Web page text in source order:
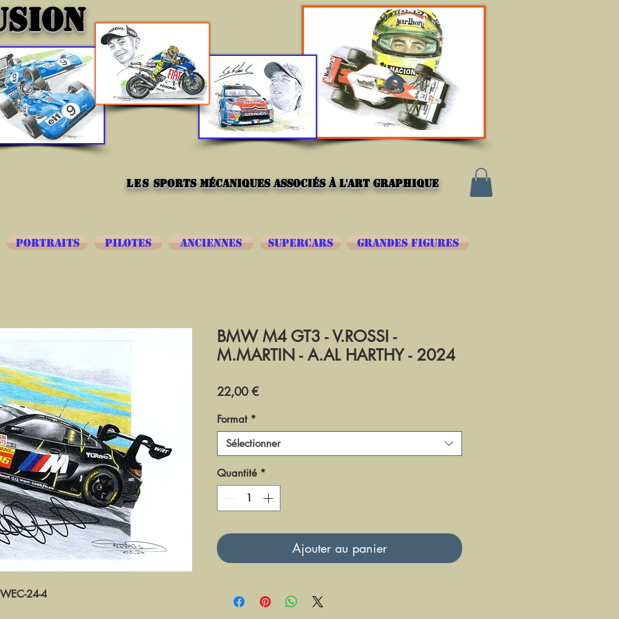
Se connecter
lessports mécaniques associés à l'art graphique
24-4
BMW M4 GT3 - V.ROSSI -
M.MARTIN - A.AL HARTHY - 2024
22,00 €Prix
Format *
Sélectionner
Quantité *
Ajouter au panier
SUPERCARS
ANCIENNES
PILOTES
PORTRAITS GRANDES FIGURES